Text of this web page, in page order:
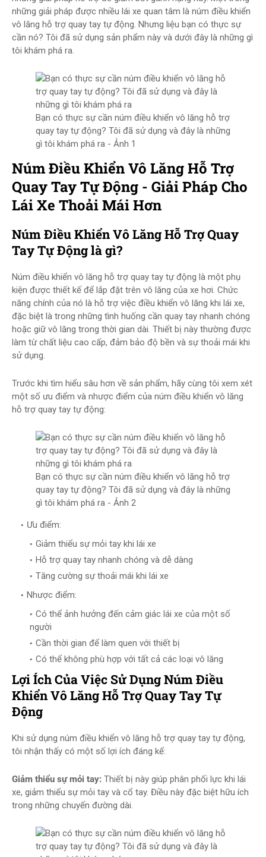
những giải pháp được nhiều lái xe quan tâm là núm điều khiển
vô lăng hỗ trợ quay tay tự động. Nhưng liệu bạn có thực sự
cần nó? Tôi đã sử dụng sản phẩm này và dưới đây là những gì
tôi khám phá ra.
Bạn có thực sự cần núm điều khiển vô lăng hỗ trợ
quay tay tự động? Tôi đã sử dụng và đây là những
gì tôi khám phá ra - Ảnh 1
Núm Điều Khiển Vô Lăng Hỗ Trợ
Quay Tay Tự Động - Giải Pháp Cho
Lái Xe Thoải Mái Hơn
Núm Điều Khiển Vô Lăng Hỗ Trợ Quay
Tay Tự Động là gì?
Núm điều khiển vô lăng hỗ trợ quay tay tự động là một phụ
kiện được thiết kế để lắp đặt trên vô lăng của xe hơi. Chức
năng chính của nó là hỗ trợ việc điều khiển vô lăng khi lái xe,
đặc biệt là trong những tình huống cần quay tay nhanh chóng
hoặc giữ vô lăng trong thời gian dài. Thiết bị này thường được
làm từ chất liệu cao cấp, đảm bảo độ bền và sự thoải mái khi
sử dụng.
Trước khi tìm hiểu sâu hơn về sản phẩm, hãy cùng tôi xem xét
một số ưu điểm và nhược điểm của núm điều khiển vô lăng
hỗ trợ quay tay tự động:
Bạn có thực sự cần núm điều khiển vô lăng hỗ trợ
quay tay tự động? Tôi đã sử dụng và đây là những
gì tôi khám phá ra - Ảnh 2
Ưu điểm:
Giảm thiểu sự mỏi tay khi lái xe
Hỗ trợ quay tay nhanh chóng và dễ dàng
Tăng cường sự thoải mái khi lái xe
Nhược điểm:
Có thể ảnh hưởng đến cảm giác lái xe của một số
người
Cần thời gian để làm quen với thiết bị
Có thể không phù hợp với tất cả các loại vô lăng
Lợi Ích Của Việc Sử Dụng Núm Điều
Khiển Vô Lăng Hỗ Trợ Quay Tay Tự
Động
Khi sử dụng núm điều khiển vô lăng hỗ trợ quay tay tự động,
tôi nhận thấy có một số lợi ích đáng kể:
Giảm thiểu sự mỏi tay: Thiết bị này giúp phân phối lực khi lái
xe, giảm thiểu sự mỏi tay và cổ tay. Điều này đặc biệt hữu ích
trong những chuyến đường dài.